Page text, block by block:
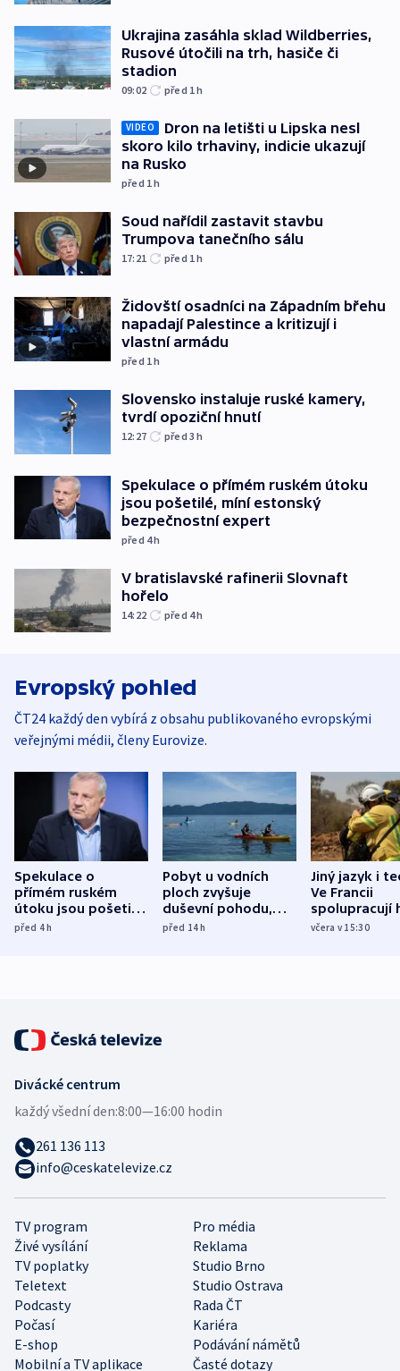
Ukrajina zasáhla sklad Wildberries,
Rusové útočili na trh, hasiče či
stadion
09:02 před 1h
VIDEO
Dron na letišti u Lipska nesl
skoro kilo trhaviny, indicie ukazují
na Rusko
před 1h
Soud nařídil zastavit stavbu
Trumpova tanečního sálu
17:21 před 1h
Židovští osadníci na Západním břehu
napadají Palestince a kritizují i
vlastní armádu
před 1h
Slovensko instaluje ruské kamery,
tvrdí opoziční hnutí
12:27 před 3h
Spekulace o přímém ruském útoku
jsou pošetilé, míní estonský
bezpečnostní expert
před 4h
V bratislavské rafinerii Slovnaft
hořelo
14:22 před 4h
Evropský pohled
ČT24 každý den vybírá z obsahu publikovaného evropskými
veřejnými médii, členy Eurovize.
Spekulace o
přímém ruském
útoku jsou pošetilé,
míní estonský
před 4h
Pobyt u vodních
ploch zvyšuje
duševní pohodu,
ukázala
před 14h
Jiný jazyk i
Ve Francii
spolupracují
různých zemí
včera v 15:30
TV program
Pro média
Živé vysílání
Reklama
TV poplatky
Studio Brno
Teletext
Studio Ostrava
Podcasty
Rada ČT
Počasí
Kariéra
E-shop
Podávání námětů
Mobilní a TV aplikace
Časté dotazy
Divácké centrum
každý všední den:8:00—16:00 hodin
261 136 113
info@ceskatelevize.cz